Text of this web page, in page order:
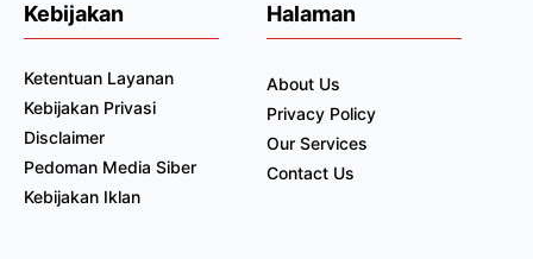
Kebijakan
Ketentuan Layanan
Kebijakan Privasi
Disclaimer
Pedoman Media Siber
Kebijakan Iklan
Halaman
About Us
Privacy Policy
Our Services
Contact Us